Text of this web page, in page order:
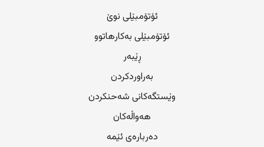
ئۆتۆمبێلی نوێ
ئۆتۆمبێلی بەکارهاتوو
ڕێبەر
بەراوردکردن
وێستگەکانی شەحنکردن
هەواڵەکان
دەربارەی ئێمە